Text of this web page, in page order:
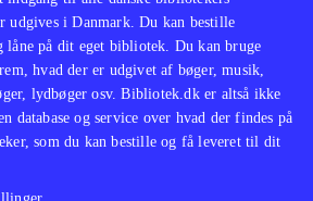
udgives i Danmark. Du kan bestille
låne på dit eget bibliotek. Du kan bruge
hvad der er udgivet af bøger, musik,
lydbøger osv. Bibliotek.dk er altså ikke
database og service over hvad der findes på
som du kan bestille og få leveret til dit